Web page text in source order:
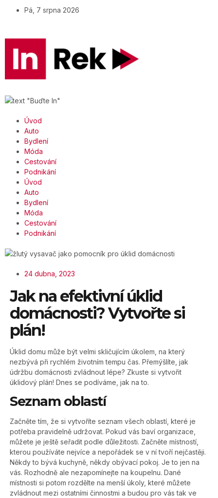
Pá, 7 srpna 2026
Úvod
Auto
Bydlení
Móda
Cestování
Podnikání
Úvod
Auto
Bydlení
Móda
Cestování
Podnikání
24 dubna, 2023
Jak na efektivní úklid
domácnosti? Vytvořte si
plán!
Úklid domu může být velmi skličujícím úkolem, na který
nezbývá při rychlém životním tempu čas. Přemýšlíte, jak
údržbu domácnosti zvládnout lépe? Zkuste si vytvořit
úklidový plán! Dnes se podíváme, jak na to.
Seznam oblastí
Začněte tím, že si vytvoříte seznam všech oblastí, které je
potřeba pravidelně udržovat. Pokud vás baví organizace,
můžete je ještě seřadit podle důležitosti. Začněte místností,
kterou používáte nejvíce a nepořádek se v ní tvoří nejčastěji.
Někdy to bývá kuchyně, někdy obývací pokoj. Je to jen na
vás. Rozhodně ale nezapomínejte na koupelnu. Dané
místnosti si potom rozdělte na menší úkoly, které můžete
zvládnout mezi ostatními činnostmi a budou pro vás tak ve